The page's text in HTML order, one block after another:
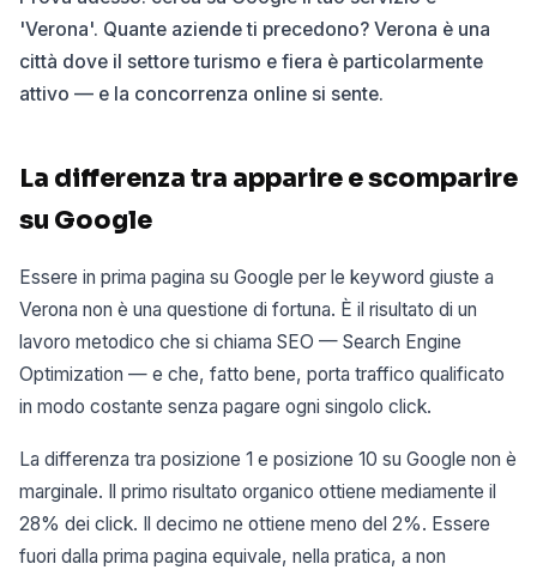
'Verona'. Quante aziende ti precedono? Verona è una
città dove il settore turismo e fiera è particolarmente
attivo — e la concorrenza online si sente.
La differenza tra apparire e scomparire
su Google
Essere in prima pagina su Google per le keyword giuste a
Verona non è una questione di fortuna. È il risultato di un
lavoro metodico che si chiama SEO — Search Engine
Optimization — e che, fatto bene, porta traffico qualificato
in modo costante senza pagare ogni singolo click.
La differenza tra posizione 1 e posizione 10 su Google non è
marginale. Il primo risultato organico ottiene mediamente il
28% dei click. Il decimo ne ottiene meno del 2%. Essere
fuori dalla prima pagina equivale, nella pratica, a non